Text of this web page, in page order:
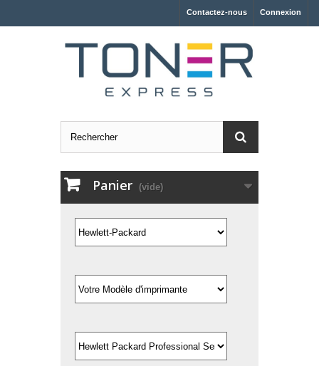
Connexion
Contactez-nous
Panier (vide)